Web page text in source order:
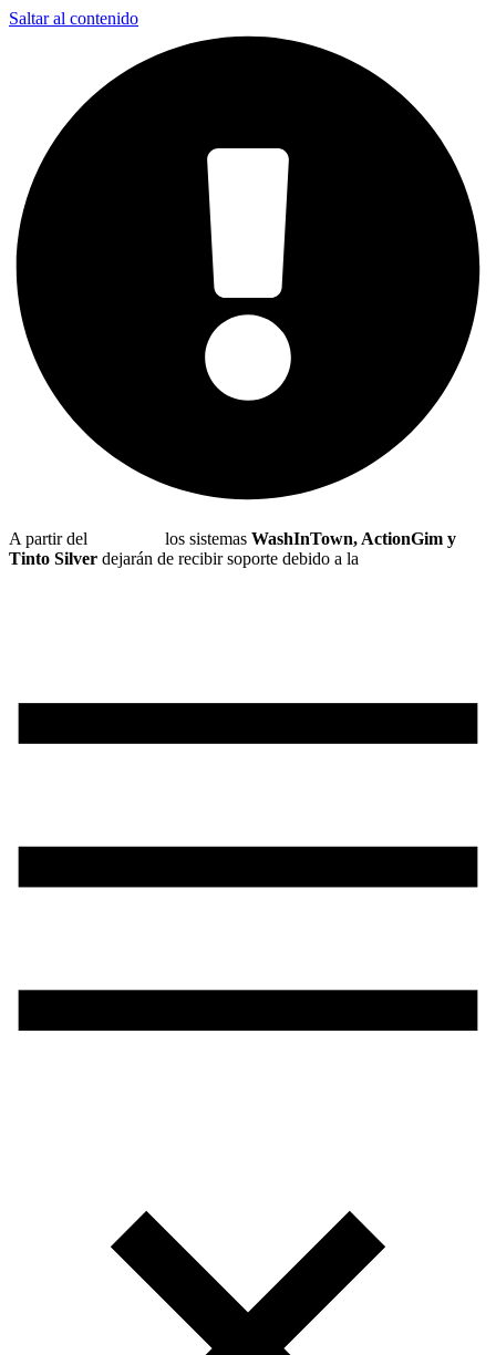
Saltar al contenido
A partir del los sistemas WashInTown, ActionGim y
Tinto Silver dejarán de recibir soporte debido a la